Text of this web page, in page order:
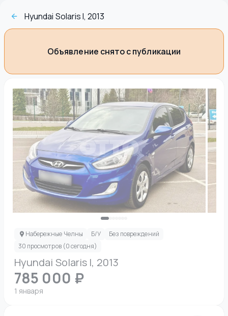
Hyundai Solaris I, 2013
Объявление снято с публикации
Hyundai Solaris I, 2013
785 000 ₽
1 января
Набережные Челны Б/У
Без повреждений
30 просмотров (0 сегодня)